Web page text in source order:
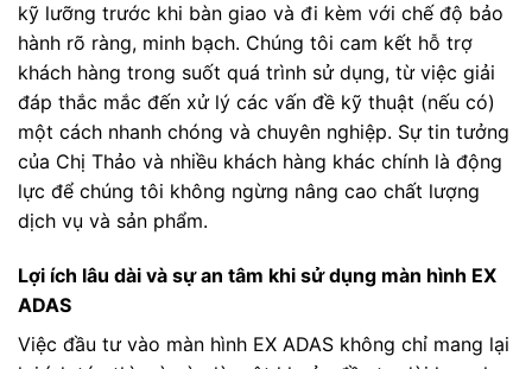
kỹ lưỡng trước khi bàn giao và đi kèm với chế độ bảo
hành rõ ràng, minh bạch. Chúng tôi cam kết hỗ trợ
khách hàng trong suốt quá trình sử dụng, từ việc giải
đáp thắc mắc đến xử lý các vấn đề kỹ thuật (nếu có)
một cách nhanh chóng và chuyên nghiệp. Sự tin tưởng
của Chị Thảo và nhiều khách hàng khác chính là động
lực để chúng tôi không ngừng nâng cao chất lượng
dịch vụ và sản phẩm.
Lợi ích lâu dài và sự an tâm khi sử dụng màn hình EX
ADAS
Việc đầu tư vào màn hình EX ADAS không chỉ mang lại